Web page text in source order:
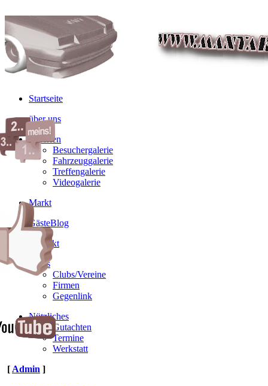
Startseite
über uns
Galerien
Besuchergalerie
Fahrzeuggalerie
Treffengalerie
Videogalerie
Markt
GästeBlog
Kontakt
Links
Clubs/Vereine
Firmen
Gegenlink
Nützliches
Gutachten
Termine
Werkstatt
[ Admin ]